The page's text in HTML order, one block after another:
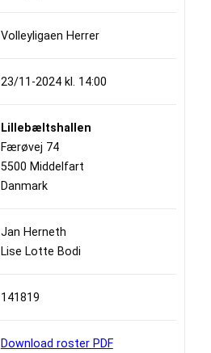
Volleyligaen Herrer
23/11-2024 kl. 14:00
Lillebæltshallen
Færøvej 74
5500 Middelfart
Danmark
Jan Herneth
Lise Lotte Bodi
141819
Download roster PDF